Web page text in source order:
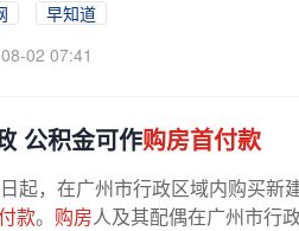
早知道
02 07:41
公积金可作购房首付款
起，在广州市行政区域内购买
款。 购房人及其配偶在广州市行